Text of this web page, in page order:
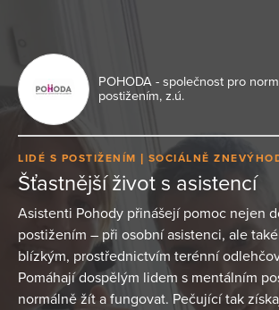
POHODA - společnost pro
postižením, z.ú.
LIDÉ S POSTIŽENÍM SOCIÁLNĚ
Šťastnější život s asistencí
Asistenti Pohody přinášejí pomoc nejen
postižením – při osobní asistenci, ale
blízkým, prostřednictvím terénní
Pomáhají dospělým lidem s mentálním
normálně žít a fungovat. Pečující tak